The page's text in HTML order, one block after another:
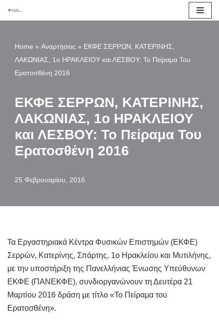
Home » Αναρτήσεις » ΕΚΦΕ ΣΕΡΡΩΝ, ΚΑΤΕΡΙΝΗΣ,
ΛΑΚΩΝΙΑΣ, 1ο ΗΡΑΚΛΕΙΟΥ και ΛΕΣΒΟΥ: Το Πείραμα Του
Ερατοσθένη 2016
ΕΚΦΕ ΣΕΡΡΩΝ, ΚΑΤΕΡΙΝΗΣ,
ΛΑΚΩΝΙΑΣ, 1ο ΗΡΑΚΛΕΙΟΥ
και ΛΕΣΒΟΥ: Το Πείραμα Του
Ερατοσθένη 2016
25 Φεβρουαρίου, 2016
Τα Εργαστηριακά Κέντρα Φυσικών Επιστημών (ΕΚΦΕ)
Σερρών, Κατερίνης, Σπάρτης, 1ο Ηρακλείου και Μυτιλήνης,
με την υποστήριξη της Πανελλήνιας Ένωσης Υπεύθυνων
ΕΚΦΕ (ΠΑΝΕΚΦΕ), συνδιοργανώνουν τη Δευτέρα 21
Μαρτίου 2016 δράση με τίτλο «Το Πείραμα του
Ερατοσθένη».